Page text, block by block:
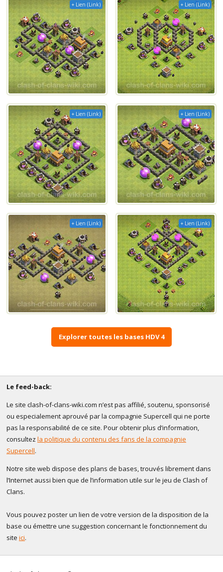
+ Lien (Link) + Lien (Link)
+ Lien (Link) + Lien (Link)
+ Lien (Link) + Lien (Link)
Explorer toutes les bases HDV 4
Le feed-back:
Le site clash-of-clans-wiki.com n’est pas affilié, soutenu, sponsorisé
ou especialement aprouvé par la compagnie Supercell qui ne porte
pas la responsabilité de ce site. Pour obtenir plus d’information,
consultez la politique du contenu des fans de la compagnie
Supercell.
Notre site web dispose des plans de bases, trouvés librement dans
l’Internet aussi bien que de l’information utile sur le jeu de Clash of
Clans.
Vous pouvez poster un lien de votre version de la disposition de la
base ou émettre une suggestion concernant le fonctionnement du
site ici.